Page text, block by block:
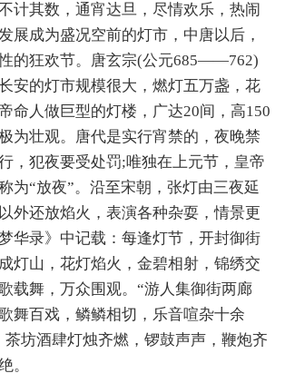
计其数，通宵达旦，尽情欢乐，热闹
展成为盛况空前的灯市，中唐以后，
的狂欢节。唐玄宗(公元685——762)
安的灯市规模很大，燃灯五万盏，花
命人做巨型的灯楼，广达20间，高150
为壮观。唐代是实行宵禁的，夜晚禁
，犯夜要受处罚;唯独在上元节，皇帝
为“放夜”。沿至宋朝，张灯由三夜延
外还放焰火，表演各种杂耍，情景更
华录》中记载：每逢灯节，开封御街
灯山，花灯焰火，金碧相射，锦绣交
载舞，万众围观。“游人集御街两廊
舞百戏，鳞鳞相切，乐音喧杂十余
茶坊酒肆灯烛齐燃，锣鼓声声，鞭炮齐
。